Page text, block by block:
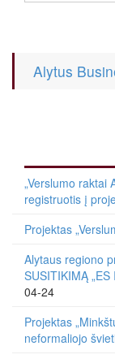
Alytus
„Verslumo raktai
registruotis į
Projektas
Alytaus regiono
SUSITIKIMĄ
04-24
Projektas
neformaliojo